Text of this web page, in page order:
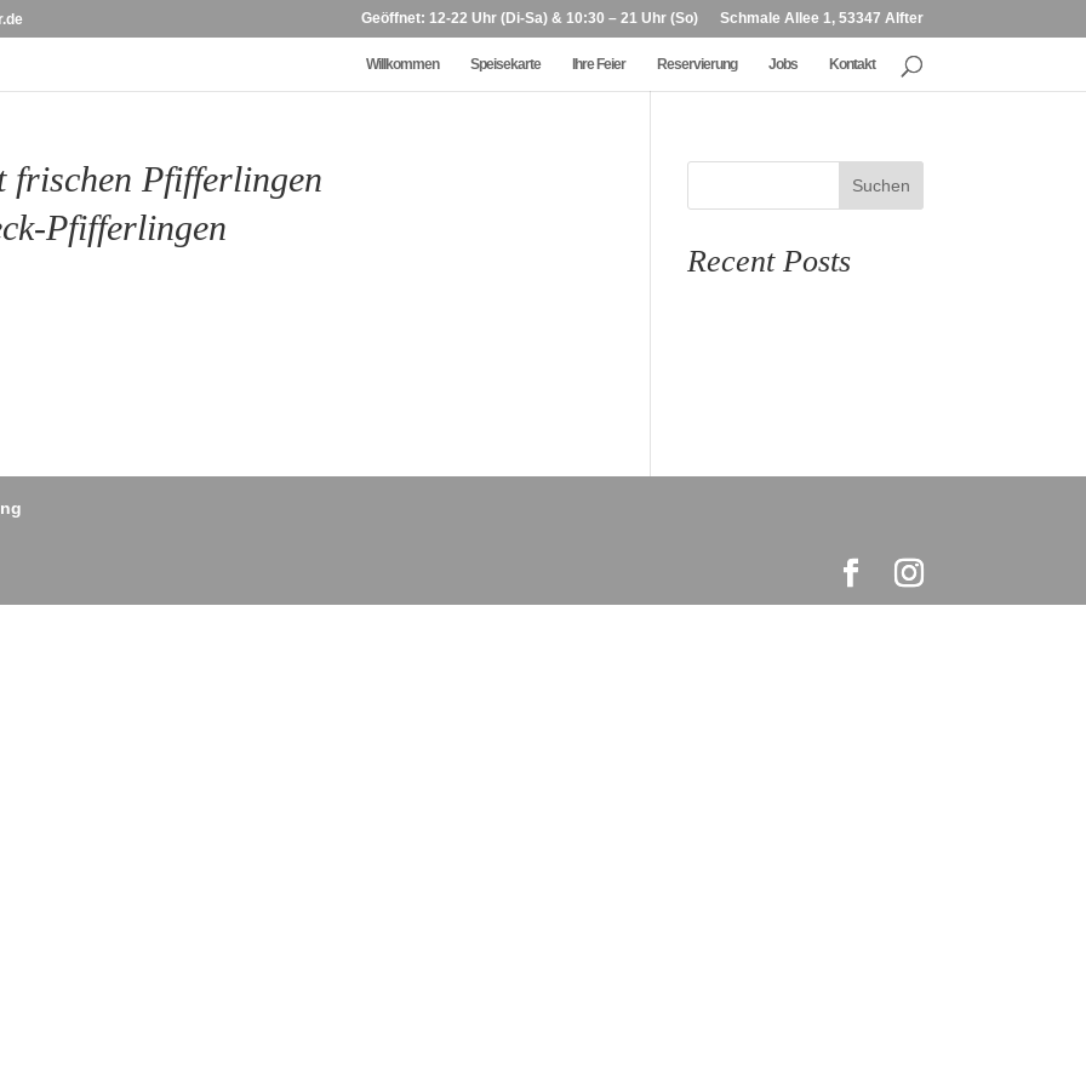
Geöffnet: 12-22 Uhr (Di-Sa) & 10:30 – 21 Uhr (So) Schmale Allee 1, 53347 Alfter
Willkommen Speisekarte Ihre Feier Reservierung Jobs Kontakt
frischen Pfifferlingen
Pfifferlingen
Suchen
Recent Posts